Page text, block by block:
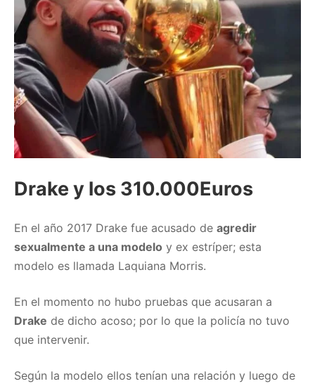
Drake y los 310.000Euros
En el año 2017 Drake fue acusado de agredir
sexualmente a una modelo y ex estríper; esta
modelo es llamada Laquiana Morris.
En el momento no hubo pruebas que acusaran a
Drake de dicho acoso; por lo que la policía no tuvo
que intervenir.
Según la modelo ellos tenían una relación y luego de